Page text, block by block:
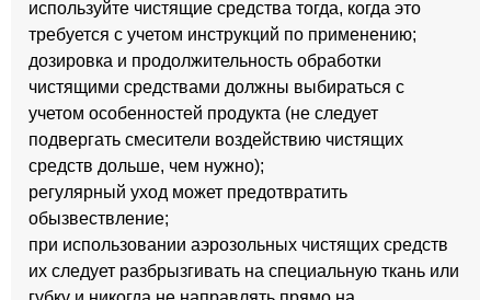
используйте чистящие средства тогда, когда это
требуется с учетом инструкций по применению;
дозировка и продолжительность обработки
чистящими средствами должны выбираться с
учетом особенностей продукта (не следует
подвергать смесители воздействию чистящих
средств дольше, чем нужно);
регулярный уход может предотвратить
обызвествление;
при использовании аэрозольных чистящих средств
их следует разбрызгивать на специальную ткань или